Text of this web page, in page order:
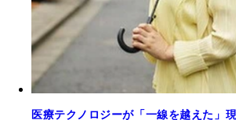
医療テクノロジーが「一線を越えた」